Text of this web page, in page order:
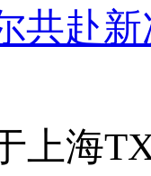
共赴
上海